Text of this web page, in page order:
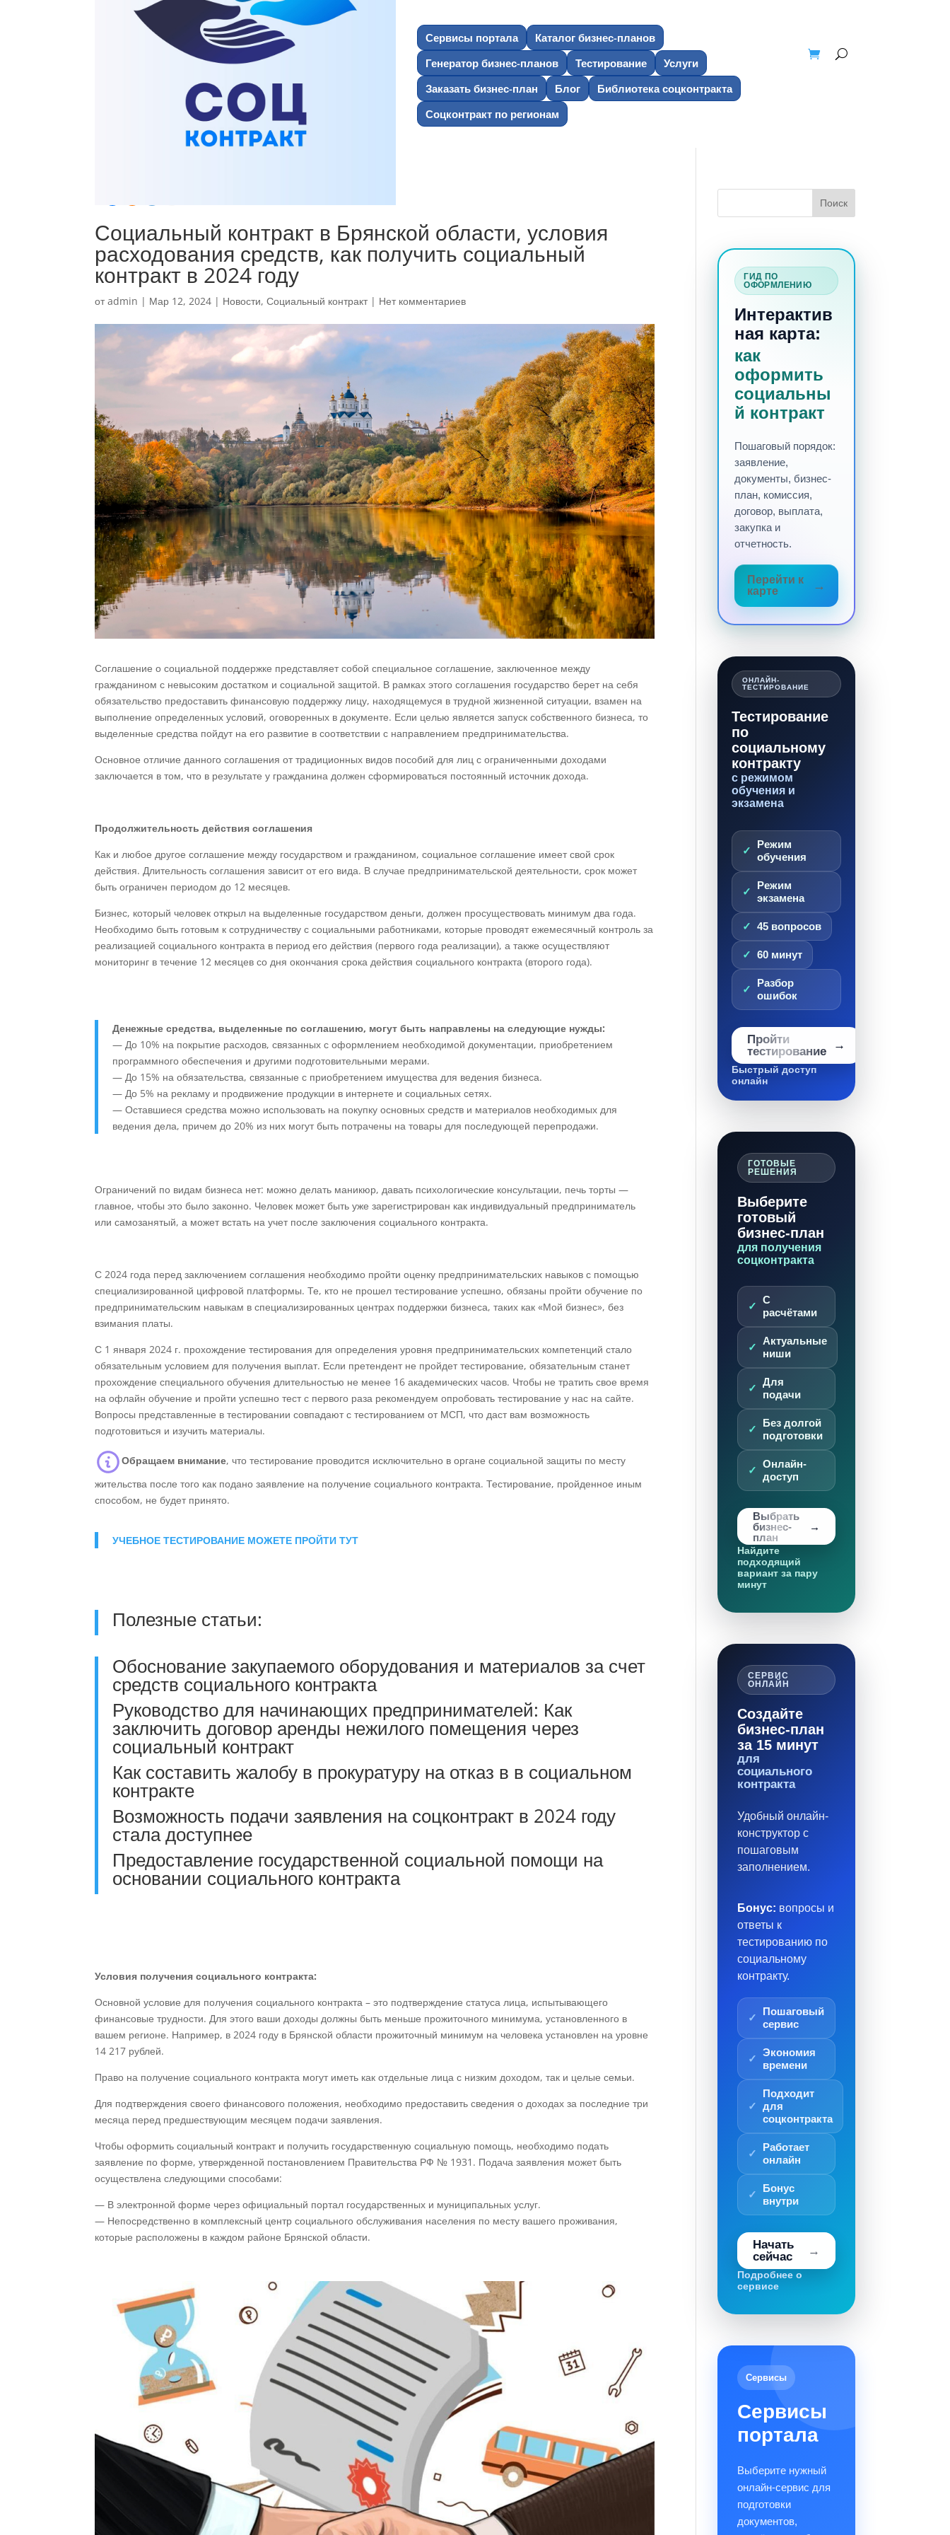
Сервисы портала
Каталог бизнес-планов
Генератор бизнес-планов
Тестирование
Услуги
Заказать бизнес-план
Блог
Библиотека соцконтракта
Соцконтракт по регионам
Социальный контракт в Брянской области, условия
расходования средств, как получить социальный
контракт в 2024 году
отadmin | Мар 12, 2024 | Новости,Социальный контракт| Нет комментариев
Соглашение о социальной поддержке представляет собой специальное соглашение, заключенное между
гражданином с невысоким достатком и социальной защитой. В рамках этого соглашения государство берет на себя
обязательство предоставить финансовую поддержку лицу, находящемуся в трудной жизненной ситуации, взамен на
выполнение определенных условий, оговоренных в документе. Если целью является запуск собственного бизнеса, то
выделенные средства пойдут на его развитие в соответствии с направлением предпринимательства.
Основное отличие данного соглашения от традиционных видов пособий для лиц с ограниченными доходами
заключается в том, что в результате у гражданина должен сформироваться постоянный источник дохода.
Продолжительность действия соглашения
Как и любое другое соглашение между государством и гражданином, социальное соглашение имеет свой срок
действия. Длительность соглашения зависит от его вида. В случае предпринимательской деятельности, срок может
быть ограничен периодом до 12 месяцев.
Бизнес, который человек открыл на выделенные государством деньги, должен просуществовать минимум два года.
Необходимо быть готовым к сотрудничеству с социальными работниками, которые проводят ежемесячный контроль за
реализацией социального контракта в период его действия (первого года реализации), а также осуществляют
мониторинг в течение 12 месяцев со дня окончания срока действия социального контракта (второго года).
Денежные средства, выделенные по соглашению, могут быть направлены на следующие нужды:
— До 10% на покрытие расходов, связанных с оформлением необходимой документации, приобретением
программного обеспечения и другими подготовительными мерами.
— До 15% на обязательства, связанные с приобретением имущества для ведения бизнеса.
— До 5% на рекламу и продвижение продукции в интернете и социальных сетях.
— Оставшиеся средства можно использовать на покупку основных средств и материалов необходимых для
ведения дела, причем до 20% из них могут быть потрачены на товары для последующей перепродажи.
Ограничений по видам бизнеса нет: можно делать маникюр, давать психологические консультации, печь торты —
главное, чтобы это было законно. Человек может быть уже зарегистрирован как индивидуальный предприниматель
или самозанятый, а может встать на учет после заключения социального контракта.
С 2024 года перед заключением соглашения необходимо пройти оценку предпринимательских навыков с помощью
специализированной цифровой платформы. Те, кто не прошел тестирование успешно, обязаны пройти обучение по
предпринимательским навыкам в специализированных центрах поддержки бизнеса, таких как «Мой бизнес», без
взимания платы.
С 1 января 2024 г. прохождение тестирования для определения уровня предпринимательских компетенций стало
обязательным условием для получения выплат. Если претендент не пройдет тестирование, обязательным станет
прохождение специального обучения длительностью не менее 16 академических часов. Чтобы не тратить свое время
на офлайн обучение и пройти успешно тест с первого раза рекомендуем опробовать тестирование у нас на сайте.
Вопросы представленные в тестировании совпадают с тестированием от МСП, что даст вам возможность
подготовиться и изучить материалы.
Обращаем внимание, что тестирование проводится исключительно в органе социальной защиты по месту
жительства после того как подано заявление на получение социального контракта. Тестирование, пройденное иным
способом, не будет принято.
УЧЕБНОЕ ТЕСТИРОВАНИЕ МОЖЕТЕ ПРОЙТИ ТУТ
Полезные статьи:
Обоснование закупаемого оборудования и материалов за счет
средств социального контракта
Руководство для начинающих предпринимателей: Как
заключить договор аренды нежилого помещения через
социальный контракт
Как составить жалобу в прокуратуру на отказ в в социальном
контракте
Возможность подачи заявления на соцконтракт в 2024 году
стала доступнее
Предоставление государственной социальной помощи на
основании социального контракта
Условия получения социального контракта:
Основной условие для получения социального контракта – это подтверждение статуса лица, испытывающего
финансовые трудности. Для этого ваши доходы должны быть меньше прожиточного минимума, установленного в
вашем регионе. Например, в 2024 году в Брянской области прожиточный минимум на человека установлен на уровне
14 217 рублей.
Право на получение социального контракта могут иметь как отдельные лица с низким доходом, так и целые семьи.
Для подтверждения своего финансового положения, необходимо предоставить сведения о доходах за последние три
месяца перед предшествующим месяцем подачи заявления.
Чтобы оформить социальный контракт и получить государственную социальную помощь, необходимо подать
заявление по форме, утвержденной постановлением Правительства РФ № 1931. Подача заявления может быть
осуществлена следующими способами:
— В электронной форме через официальный портал государственных и муниципальных услуг.
— Непосредственно в комплексный центр социального обслуживания населения по месту вашего проживания,
которые расположены в каждом районе Брянской области.
ГИД ПО
ОФОРМЛЕНИЮ
Интерактив
ная карта:
как
оформить
социальны
й контракт
Пошаговый порядок:
заявление,
документы, бизнес-
план, комиссия,
договор, выплата,
закупка и
отчетность.
Перейти к
карте
ОНЛАЙН-
ТЕСТИРОВАНИЕ
Тестирование
по
социальному
контракту
с режимом
обучения и
экзамена
Режим
обучения
Режим
экзамена
45 вопросов
60 минут
Разбор
ошибок
Пройти
тестирование
Быстрый доступ
онлайн
ГОТОВЫЕ
РЕШЕНИЯ
Выберите
готовый
бизнес-план
для получения
соцконтракта
С
расчётами
Актуальные
ниши
Для
подачи
Без долгой
подготовки
Онлайн-
доступ
Выбрать
бизнес-
план
Найдите
подходящий
вариант за пару
минут
СЕРВИС
ОНЛАЙН
Создайте
бизнес-план
за 15 минут
для
социального
контракта
Удобный онлайн-
конструктор с
пошаговым
заполнением.
Бонус: вопросы и
ответы к
тестированию по
социальному
контракту.
Пошаговый
сервис
Экономия
времени
Подходит
для
соцконтракта
Работает
онлайн
Бонус
внутри
Начать
сейчас
Подробнее о
сервисе
Сервисы
Сервисы
портала
Выберите нужный
онлайн-сервис для
подготовки
документов,